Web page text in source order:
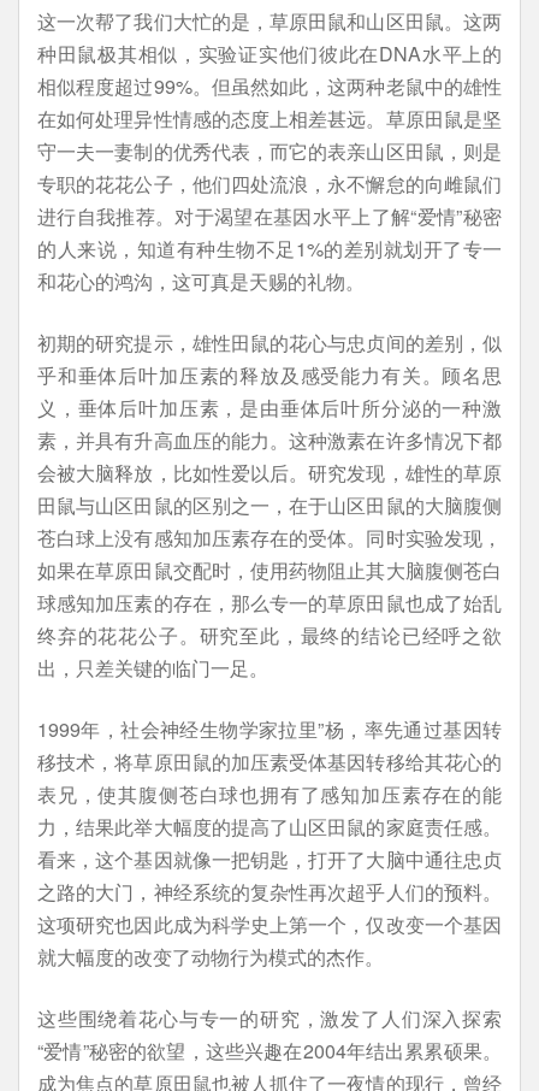
这一次帮了我们大忙的是，草原田鼠和山区田鼠。这两
种田鼠极其相似，实验证实他们彼此在DNA水平上的
相似程度超过99%。但虽然如此，这两种老鼠中的雄性
在如何处理异性情感的态度上相差甚远。草原田鼠是坚
守一夫一妻制的优秀代表，而它的表亲山区田鼠，则是
专职的花花公子，他们四处流浪，永不懈怠的向雌鼠们
进行自我推荐。对于渴望在基因水平上了解“爱情”秘密
的人来说，知道有种生物不足1%的差别就划开了专一
和花心的鸿沟，这可真是天赐的礼物。
初期的研究提示，雄性田鼠的花心与忠贞间的差别，似
乎和垂体后叶加压素的释放及感受能力有关。顾名思
义，垂体后叶加压素，是由垂体后叶所分泌的一种激
素，并具有升高血压的能力。这种激素在许多情况下都
会被大脑释放，比如性爱以后。研究发现，雄性的草原
田鼠与山区田鼠的区别之一，在于山区田鼠的大脑腹侧
苍白球上没有感知加压素存在的受体。同时实验发现，
如果在草原田鼠交配时，使用药物阻止其大脑腹侧苍白
球感知加压素的存在，那么专一的草原田鼠也成了始乱
终弃的花花公子。研究至此，最终的结论已经呼之欲
出，只差关键的临门一足。
1999年，社会神经生物学家拉里”杨，率先通过基因转
移技术，将草原田鼠的加压素受体基因转移给其花心的
表兄，使其腹侧苍白球也拥有了感知加压素存在的能
力，结果此举大幅度的提高了山区田鼠的家庭责任感。
看来，这个基因就像一把钥匙，打开了大脑中通往忠贞
之路的大门，神经系统的复杂性再次超乎人们的预料。
这项研究也因此成为科学史上第一个，仅改变一个基因
就大幅度的改变了动物行为模式的杰作。
这些围绕着花心与专一的研究，激发了人们深入探索
“爱情”秘密的欲望，这些兴趣在2004年结出累累硕果。
成为焦点的草原田鼠也被人抓住了一夜情的现行，曾经